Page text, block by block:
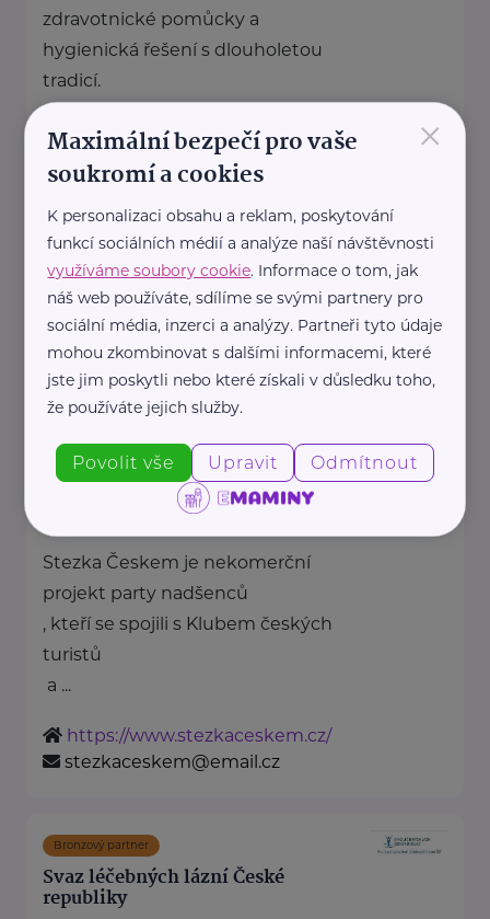
zdravotnické pomůcky a
hygienická řešení s dlouholetou
tradicí.
Zaměřuje ...
https://hartmanndirect.com/cs-cz
+420 800 100 150
info@hartmanndirect.cz
Ministerstvo zahraničních věcí ČR
Loretánské náměstí 5 Praha 1 – Hradčany
https://www.mzv.cz/
+420 222 264 222
STEZKA ČESKEM, Z.S.
Stezka Českem je nekomerční
projekt party nadšenců
, kteří se spojili s Klubem českých
turistů
a ...
https://www.stezkaceskem.cz/
stezkaceskem@email.cz
Bronzový partner
Svaz léčebných lázní České
republiky
×
Maximální bezpečí pro vaše
soukromí a cookies
K personalizaci obsahu a reklam, poskytování
funkcí sociálních médií a analýze naší návštěvnosti
využíváme soubory cookie. Informace o tom, jak
náš web používáte, sdílíme se svými partnery pro
sociální média, inzerci a analýzy. Partneři tyto údaje
mohou zkombinovat s dalšími informacemi, které
jste jim poskytli nebo které získali v důsledku toho,
že používáte jejich služby.
Povolit vše Upravit Odmítnout